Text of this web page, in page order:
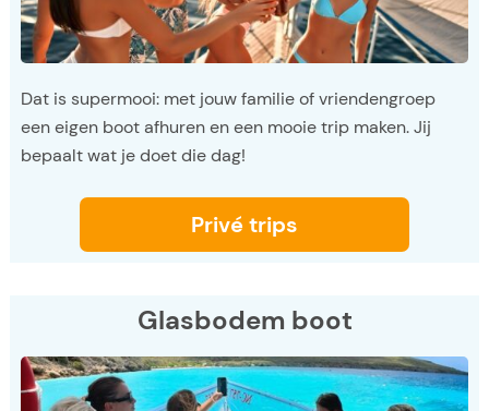
Dat is supermooi: met jouw familie of vriendengroep
een eigen boot afhuren en een mooie trip maken. Jij
bepaalt wat je doet die dag!
Privé trips
Glasbodem boot